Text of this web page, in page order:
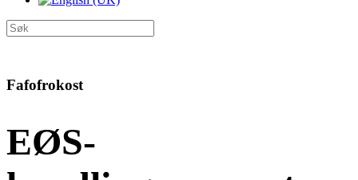
Fafofrokost
EØS-